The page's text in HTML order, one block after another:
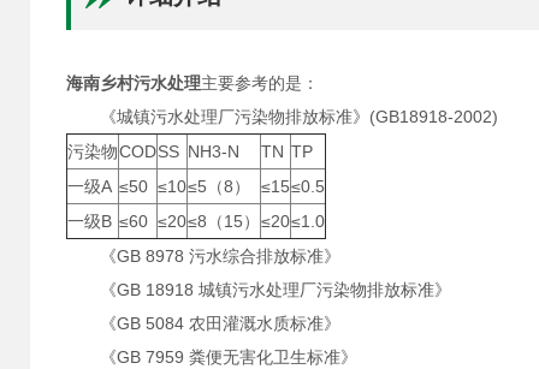
海南乡村污水处理主要参考的是：
《城镇污水处理厂污染物排放标准》(GB18918-2002)
污染物CODSS NH3-N TN TP
一级A ≤50 ≤10≤5（8） ≤15≤0.5
一级B ≤60 ≤20≤8（15） ≤20≤1.0
《GB 8978 污水综合排放标准》
《GB 18918 城镇污水处理厂污染物排放标准》
《GB 5084 农田灌溉水质标准》
《GB 7959 粪便无害化卫生标准》